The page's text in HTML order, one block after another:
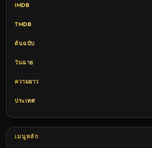
IMDB
TMDB
ต้นฉบับ
วันฉาย
ความยาว
ประเทศ
เมนูหลัก